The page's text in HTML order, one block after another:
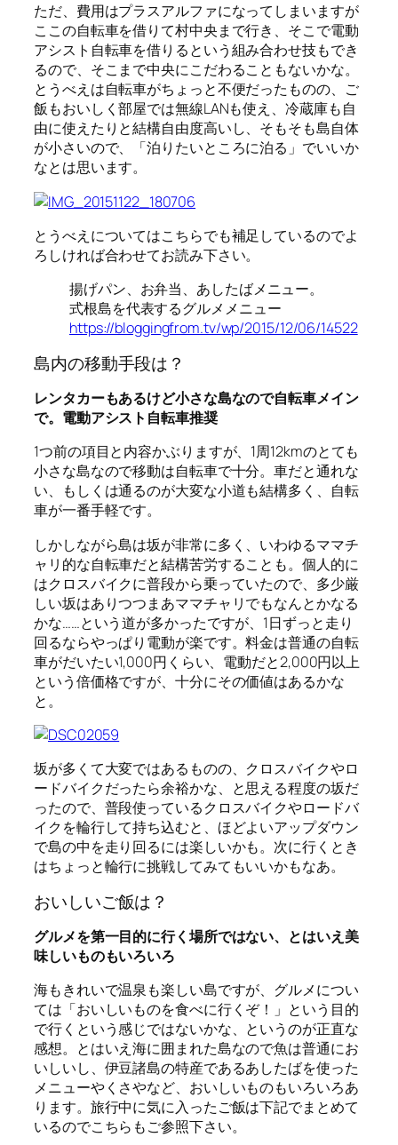
ただ、費用はプラスアルファになってしまいますが
ここの自転車を借りて村中央まで行き、そこで電動
アシスト自転車を借りるという組み合わせ技もでき
るので、そこまで中央にこだわることもないかな。
とうべえは自転車がちょっと不便だったものの、ご
飯もおいしく部屋では無線LANも使え、冷蔵庫も自
由に使えたりと結構自由度高いし、そもそも島自体
が小さいので、「泊りたいところに泊る」でいいか
なとは思います。
とうべえについてはこちらでも補足しているのでよ
ろしければ合わせてお読み下さい。
揚げパン、お弁当、あしたばメニュー。
式根島を代表するグルメメニュー
https://bloggingfrom.tv/wp/2015/12/06/14522
島内の移動手段は？
レンタカーもあるけど小さな島なので自転車メイン
で。電動アシスト自転車推奨
1つ前の項目と内容かぶりますが、1周12kmのとても
小さな島なので移動は自転車で十分。車だと通れな
い、もしくは通るのが大変な小道も結構多く、自転
車が一番手軽です。
しかしながら島は坂が非常に多く、いわゆるママチ
ャリ的な自転車だと結構苦労することも。個人的に
はクロスバイクに普段から乗っていたので、多少厳
しい坂はありつつまあママチャリでもなんとかなる
かな……という道が多かったですが、1日ずっと走り
回るならやっぱり電動が楽です。料金は普通の自転
車がだいたい1,000円くらい、電動だと2,000円以上
という倍価格ですが、十分にその価値はあるかな
と。
坂が多くて大変ではあるものの、クロスバイクやロ
ードバイクだったら余裕かな、と思える程度の坂だ
ったので、普段使っているクロスバイクやロードバ
イクを輪行して持ち込むと、ほどよいアップダウン
で島の中を走り回るには楽しいかも。次に行くとき
はちょっと輪行に挑戦してみてもいいかもなあ。
おいしいご飯は？
グルメを第一目的に行く場所ではない、とはいえ美
味しいものもいろいろ
海もきれいで温泉も楽しい島ですが、グルメについ
ては「おいしいものを食べに行くぞ！」という目的
で行くという感じではないかな、というのが正直な
感想。とはいえ海に囲まれた島なので魚は普通にお
いしいし、伊豆諸島の特産であるあしたばを使った
メニューやくさやなど、おいしいものもいろいろあ
ります。旅行中に気に入ったご飯は下記でまとめて
いるのでこちらもご参照下さい。